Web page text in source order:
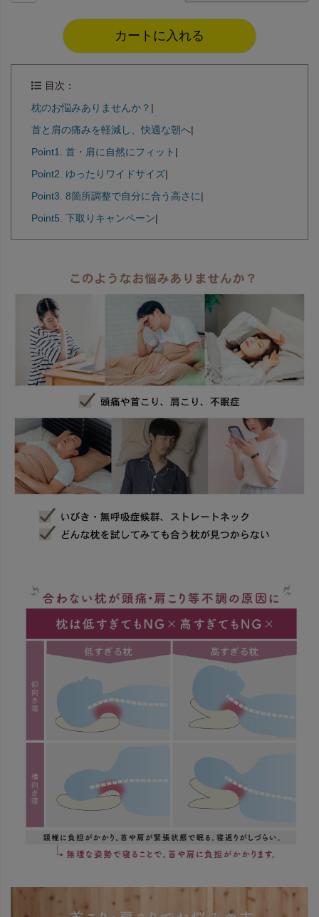
カートに入れる
目次：
枕のお悩みありませんか？ |
首と肩の痛みを軽減し、快適な朝へ|
Point1. 首・肩に自然にフィット |
Point2. ゆったりワイドサイズ|
Point3. 8箇所調整で自分に合う高さに|
Point5. 下取りキャンペーン|